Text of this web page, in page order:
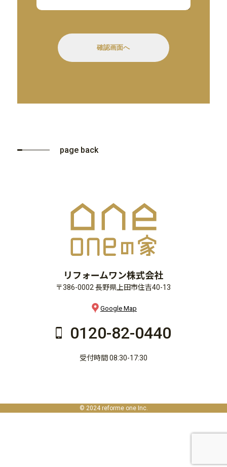
page back
リフォームワン株式会社
〒386-0002 長野県上田市住吉40-13
Google Map
0120-82-0440
受付時間 08:30-17:30
© 2024 reforme one Inc.